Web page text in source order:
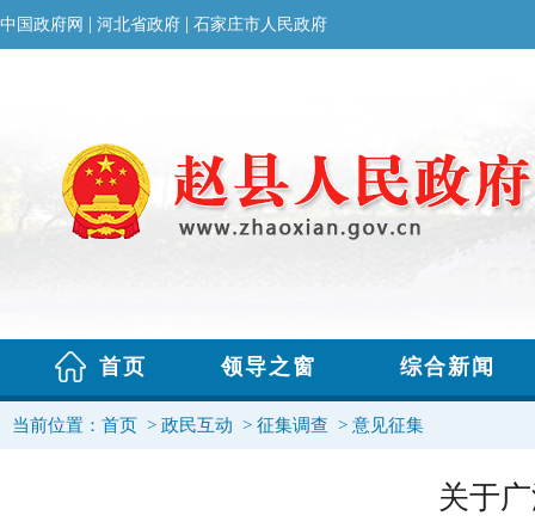
当前位置： 首页 > 政民互动 > 征集调查 > 意见征集
关于